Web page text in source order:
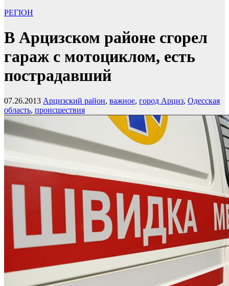
РЕГІОН
В Арцизском районе сгорел
гараж с мотоциклом, есть
пострадавший
07.26.2013 Арцизский район, важное, город Арциз, Одесская
область, происшествия